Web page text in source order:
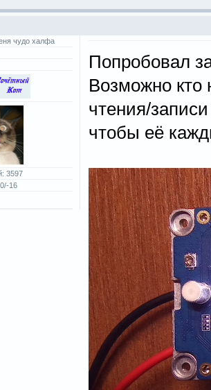
чудо халфа
3597
16
Попробовал
Возможно кто
чтения/
чтобы её